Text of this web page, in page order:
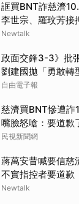
誆買BNT詐慈濟
李世宗、羅玟芳接
Newtalk
政面交鋒3-3》批
劉建國拋「勇敢轉
載具基地
自由電子報
慈濟買BNT慘遭詐
嘴臉怒嗆：要道歉
民視新聞網
蔣萬安昔喊要信慈
不實指控者要道歉
Newtalk